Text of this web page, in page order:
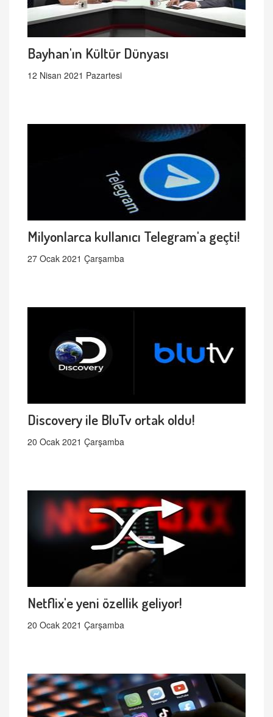
Bayhan'ın Kültür Dünyası
12 Nisan 2021 Pazartesi
Milyonlarca kullanıcı Telegram'a geçti!
27 Ocak 2021 Çarşamba
Discovery ile BluTv ortak oldu!
20 Ocak 2021 Çarşamba
Netflix'e yeni özellik geliyor!
20 Ocak 2021 Çarşamba